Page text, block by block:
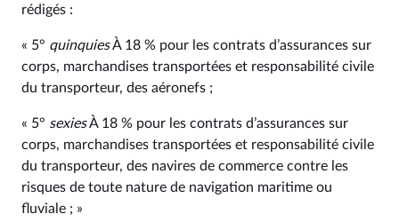
rédigés :
« 5° quinquiesÀ 18 % pour les contrats d’assurances sur
corps, marchandises transportées et responsabilité civile
du transporteur, des aéronefs ;
« 5° sexiesÀ 18 % pour les contrats d’assurances sur
corps, marchandises transportées et responsabilité civile
du transporteur, des navires de commerce contre les
risques de toute nature de navigation maritime ou
fluviale ; »